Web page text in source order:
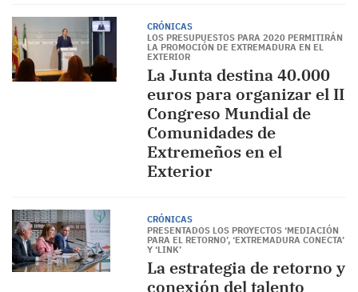
CRÓNICAS
LOS PRESUPUESTOS PARA 2020 PERMITIRÁN
LA PROMOCIÓN DE EXTREMADURA EN EL
EXTERIOR
La Junta destina 40.000
euros para organizar el II
Congreso Mundial de
Comunidades de
Extremeños en el
Exterior
CRÓNICAS
PRESENTADOS LOS PROYECTOS ‘MEDIACIÓN
PARA EL RETORNO’, ‘EXTREMADURA CONECTA’
Y ‘LINK’
La estrategia de retorno y
conexión del talento